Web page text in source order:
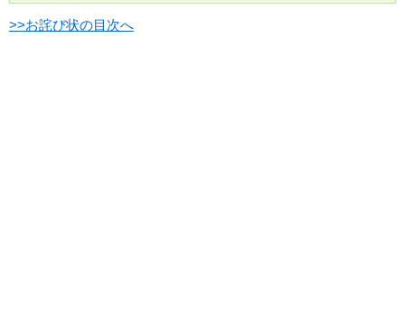
>>お詫び状の目次へ